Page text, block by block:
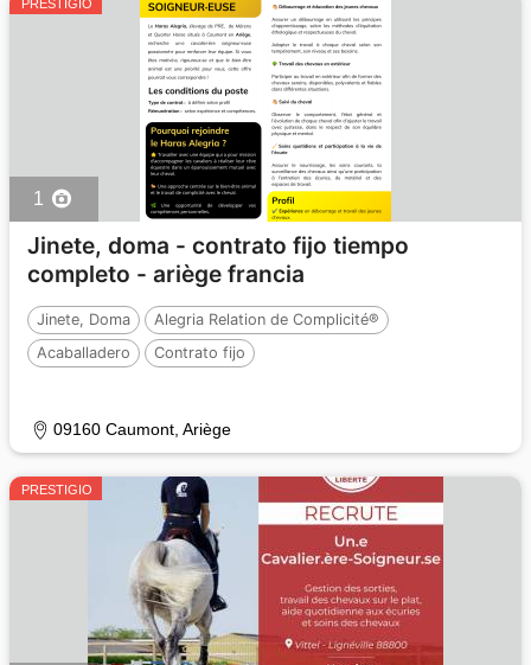
PRESTIGIO
1
Jinete, doma - contrato fijo tiempo
completo - ariège francia
Jinete, Doma
Alegria Relation de Complicité®
Acaballadero
Contrato fijo
09160 Caumont, Ariège
PRESTIGIO